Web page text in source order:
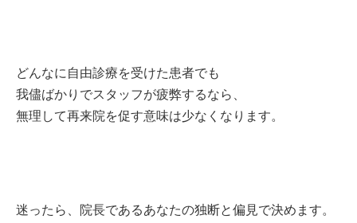
どんなに自由診療を受けた患者でも
我儘ばかりでスタッフが疲弊するなら、
無理して再来院を促す意味は少なくなります。
迷ったら、院長であるあなたの独断と偏見で決めます。